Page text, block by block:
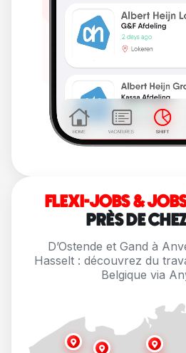
FLEXI-JOBS &
PRÈS DE
D’Ostende et Gand à
Hasselt : découvrez du
Belgique via